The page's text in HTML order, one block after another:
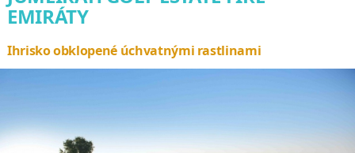
EMIRÁTY
Ihrisko obklopené úchvatnými rastlinami